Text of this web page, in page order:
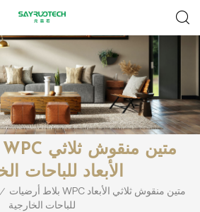
الأبعاد للباحات
/ بلاط أرضيات WPC متين منقوش ثلاثي الأبعاد
للباحات الخارجية